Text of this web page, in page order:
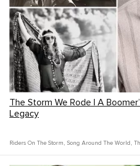
The Storm We Rode | A
Legacy
Riders On The Storm , Song Around The World ,